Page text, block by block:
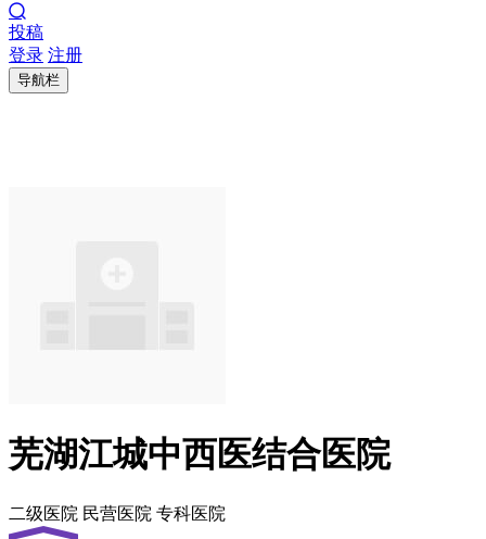
投稿
登录 注册
导航栏
芜湖江城中西医结合医院
二级医院 民营医院 专科医院